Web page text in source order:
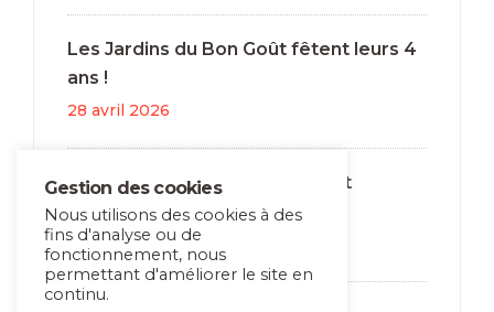
Les Jardins du Bon Goût fêtent leurs 4
ans !
28 avril 2026
Team Vélo : mobilité durable et
autonomie pour nos salarié·e·s
15 octobre 2025
Gestion des cookies
Nous utilisons des cookies à des
fins d'analyse ou de
fonctionnement, nous
permettant d'améliorer le site en
continu.